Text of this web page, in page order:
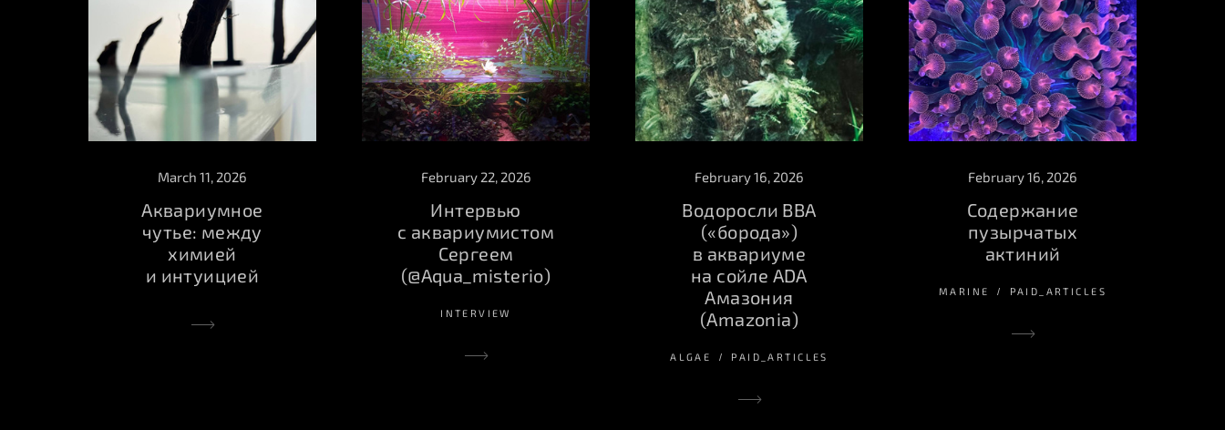
March 11, 2026
Аквариумное
чутье: между
химией
и интуицией
February 22, 2026
Интервью
с аквариумистом
Сергеем
(@Aqua_misterio)
INTERVIEW
February 16, 2026
Водоросли BBA
(«борода»)
в аквариуме
на сойле ADA
Амазония
(Amazonia)
ALGAE PAID_ARTICLES
February 16, 2026
Содержание
пузырчатых
актиний
MARINE PAID_ARTICLES